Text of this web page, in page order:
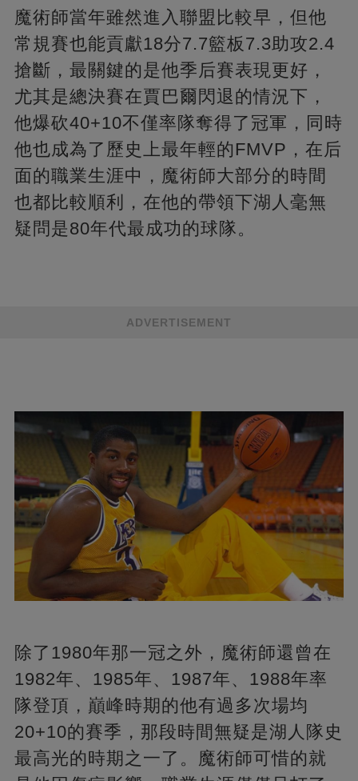
魔術師當年雖然進入聯盟比較早，但他
常規賽也能貢獻18分7.7籃板7.3助攻2.4
搶斷，最關鍵的是他季后賽表現更好，
尤其是總決賽在賈巴爾閃退的情況下，
他爆砍40+10不僅率隊奪得了冠軍，同時
他也成為了歷史上最年輕的FMVP，在后
面的職業生涯中，魔術師大部分的時間
也都比較順利，在他的帶領下湖人毫無
疑問是80年代最成功的球隊。
ADVERTISEMENT
除了1980年那一冠之外，魔術師還曾在
1982年、1985年、1987年、1988年率
隊登頂，巔峰時期的他有過多次場均
20+10的賽季，那段時間無疑是湖人隊史
最高光的時期之一了。魔術師可惜的就